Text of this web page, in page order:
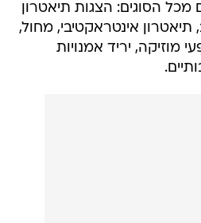
מכל הסוגים: הצגות תיאטרון
תיאטרון אינטראקטיבי, מחול,
מוזיקה, יריד אמנויות